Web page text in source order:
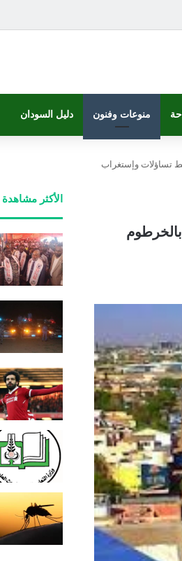
منوعات وفنون دليل السودان
تساؤلات وإستغراب
الأكثر مشاهدة